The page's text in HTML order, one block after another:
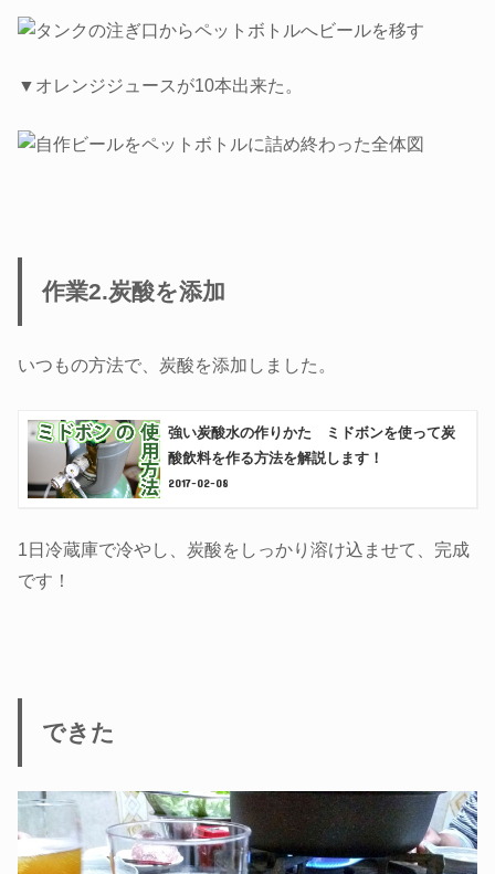
▼オレンジジュースが10本出来た。
作業2.炭酸を添加
いつもの方法で、炭酸を添加しました。
強い炭酸水の作りかた ミドボンを使って炭
酸飲料を作る方法を解説します！
2017-02-08
1日冷蔵庫で冷やし、炭酸をしっかり溶け込ませて、完成
です！
できた